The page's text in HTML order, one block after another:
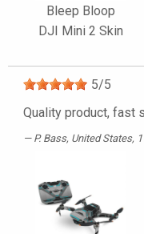
Bleep Bloop
DJI Mini 2 Skin
5/5
Quality product, fast
P. Bass, United States,